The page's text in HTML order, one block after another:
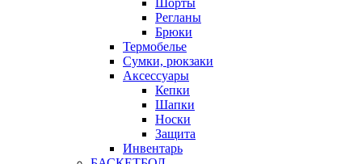
Шорты
Регланы
Брюки
Термобелье
Сумки, рюкзаки
Аксессуары
Кепки
Шапки
Носки
Защита
Инвентарь